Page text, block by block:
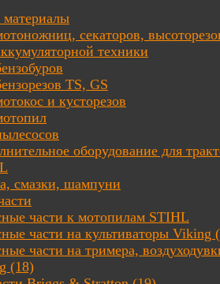
материалы
секаторов,
техники
TS, GS
и кусторезов
оборудование для
смазки, шампуни
части к мотопилам STIHL
части на культиваторы Viking
части на тримера,
(18)